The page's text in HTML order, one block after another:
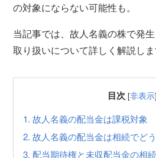
の対象にならない可能性も。
当記事では、故人名義の株で発
取り扱いについて詳しく解説しま
目次 [非表示]
1. 故人名義の配当金は課税対象
2. 故人名義の配当金は相続でど
3. 配当期待権と未収配当金の相